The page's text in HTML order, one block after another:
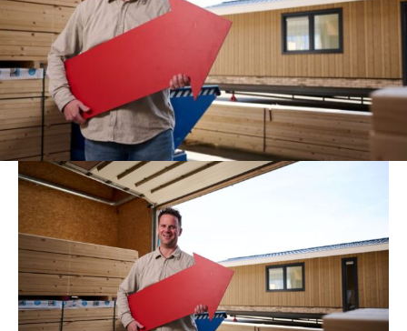
‘Prefabriceren scheelt tijd en stikstof;
twee belangrijke voordelen’
Martin de Graaf, Jatin Chaletbouw